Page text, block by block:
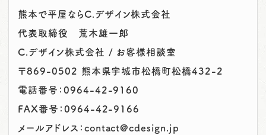
熊本で平屋ならC.デザイン株式会社
代表取締役 荒木雄一郎
C.デザイン株式会社 / お客様相談室
〒869-0502 熊本県宇城市松橋町松橋432-2
電話番号：0964-42-9160
FAX番号：0964-42-9166
メールアドレス：contact@cdesign.jp